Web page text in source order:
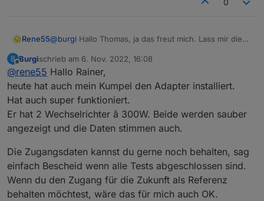
0
Rene55@burgi Hallo Thomas, ja das freut mich. Lass mir die
noch Gegenchecken muss, ob es noch irgendwelche
Seiteneffekte mit 'Non-Business' oder Hybridanlagen
gibt.
LG Rainer
B
Offline
Burgischrieb am 6. Nov. 2022, 16:08
zuletzt editiert von
@rene55 Hallo Rainer,
heute hat auch mein Kumpel den Adapter installiert.
Hat auch super funktioniert.
Er hat 2 Wechselrichter â 300W. Beide werden sauber
angezeigt und die Daten stimmen auch.
Die Zugangsdaten kannst du gerne noch behalten, sag
einfach Bescheid wenn alle Tests abgeschlossen sind.
Wenn du den Zugang für die Zukunft als Referenz
behalten möchtest, wäre das für mich auch OK.